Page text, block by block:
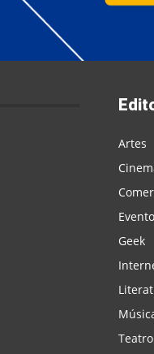
Artes
Geek
Teatro